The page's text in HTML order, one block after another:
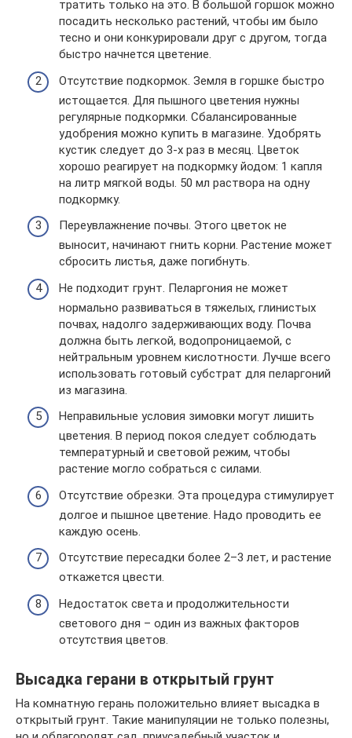
тратить только на это. В большой горшок можно
посадить несколько растений, чтобы им было
тесно и они конкурировали друг с другом, тогда
быстро начнется цветение.
Отсутствие подкормок. Земля в горшке быстро
истощается. Для пышного цветения нужны
регулярные подкормки. Сбалансированные
удобрения можно купить в магазине. Удобрять
кустик следует до 3-х раз в месяц. Цветок
хорошо реагирует на подкормку йодом: 1 капля
на литр мягкой воды. 50 мл раствора на одну
подкормку.
Переувлажнение почвы. Этого цветок не
выносит, начинают гнить корни. Растение может
сбросить листья, даже погибнуть.
Не подходит грунт. Пеларгония не может
нормально развиваться в тяжелых, глинистых
почвах, надолго задерживающих воду. Почва
должна быть легкой, водопроницаемой, с
нейтральным уровнем кислотности. Лучше всего
использовать готовый субстрат для пеларгоний
из магазина.
Неправильные условия зимовки могут лишить
цветения. В период покоя следует соблюдать
температурный и световой режим, чтобы
растение могло собраться с силами.
Отсутствие обрезки. Эта процедура стимулирует
долгое и пышное цветение. Надо проводить ее
каждую осень.
Отсутствие пересадки более 2–3 лет, и растение
откажется цвести.
Недостаток света и продолжительности
светового дня – один из важных факторов
отсутствия цветов.
Высадка герани в открытый грунт
На комнатную герань положительно влияет высадка в
открытый грунт. Такие манипуляции не только полезны,